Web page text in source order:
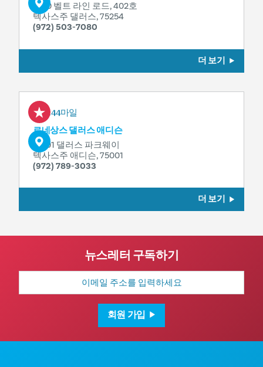
5100 벨트 라인 로드, 402호
텍사스주 댈러스, 75254
(972) 503-7080
더 보기
0.44마일
르네상스 댈러스 애디슨
15201 댈러스 파크웨이
텍사스주 애디슨, 75001
(972) 789-3033
더 보기
뉴스레터 구독하기
이
일
회원 가입